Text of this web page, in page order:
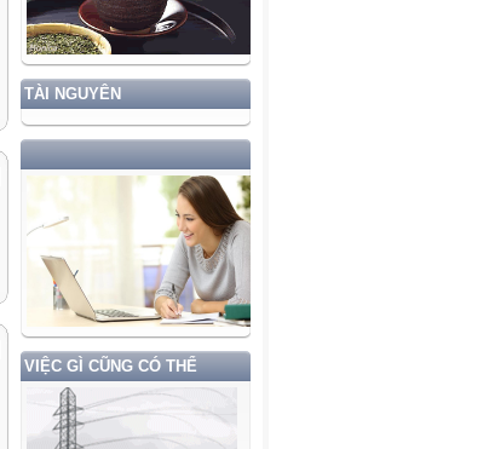
TÀI NGUYÊN
VIỆC GÌ CŨNG CÓ THỂ